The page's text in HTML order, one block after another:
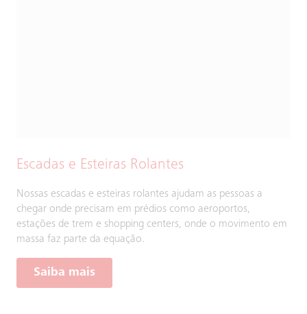
Escadas e Esteiras Rolantes
Nossas escadas e esteiras rolantes ajudam as pessoas a
chegar onde precisam em prédios como aeroportos,
estações de trem e shopping centers, onde o movimento em
massa faz parte da equação.
Saiba mais